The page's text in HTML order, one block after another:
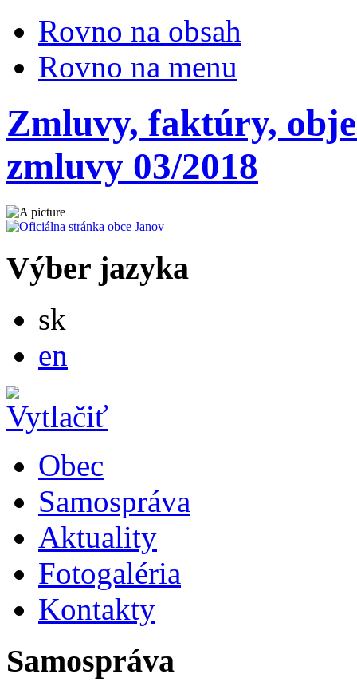
Rovno na obsah
Rovno na menu
Zmluvy, faktúry,
zmluvy 03/2018
Výber jazyka
sk
en
Obec
Samospráva
Aktuality
Fotogaléria
Kontakty
Samospráva